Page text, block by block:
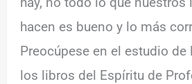
hacen es bueno y lo más
Preocúpese en el estudio de
los libros del Espíritu de